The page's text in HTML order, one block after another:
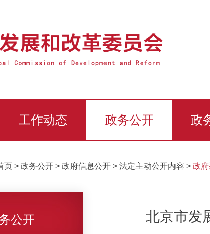
工作动态 政务公开 政
页 > 政务公开 > 政府信息公开 > 法定主动公开内容 > 政
公开 北京市发